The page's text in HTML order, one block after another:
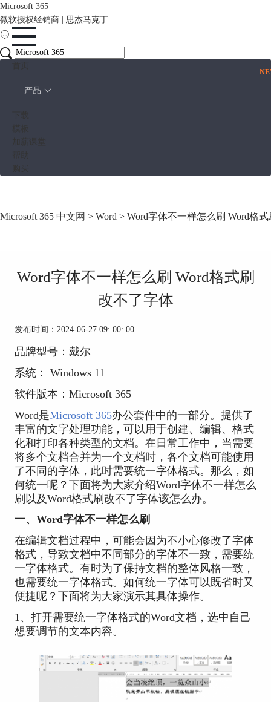
Microsoft 365
微软授权经销商 | 思杰马克丁
产品
Microsoft 365 中文网 > Word > Word字体不一样怎么刷 Word格
Word字体不一样怎么刷 Word格式刷
改不了字体
发布时间：2024-06-27 09: 00: 00
品牌型号：戴尔
系统： Windows 11
软件版本：Microsoft 365
Word是Microsoft 365办公套件中的一部分。提供了
丰富的文字处理功能，可以用于创建、编辑、格式
化和打印各种类型的文档。在日常工作中，当需要
将多个文档合并为一个文档时，各个文档可能使用
了不同的字体，此时需要统一字体格式。那么，如
何统一呢？下面将为大家介绍Word字体不一样怎么
刷以及Word格式刷改不了字体该怎么办。
一、Word字体不一样怎么刷
在编辑文档过程中，可能会因为不小心修改了字体
格式，导致文档中不同部分的字体不一致，需要统
一字体格式。有时为了保持文档的整体风格一致，
也需要统一字体格式。如何统一字体可以既省时又
便捷呢？下面将为大家演示其具体操作。
1、打开需要统一字体格式的Word文档，选中自己
想要调节的文本内容。